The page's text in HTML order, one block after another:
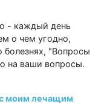
- каждый день
о чем угодно,
болезнях, "Вопросы
на ваши вопросы.
моим лечащим